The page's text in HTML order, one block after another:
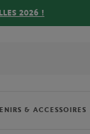
2026 !
& ACCESSOIRES